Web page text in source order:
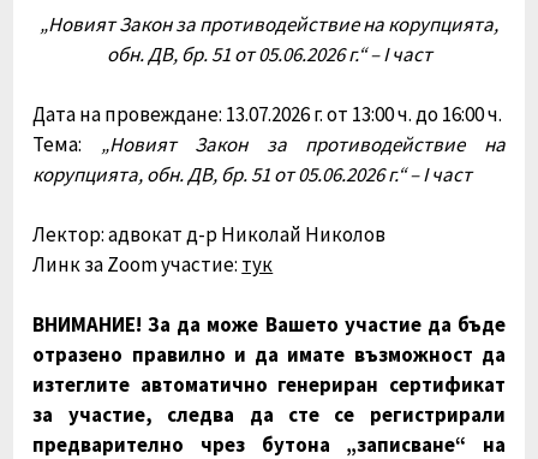
„Новият Закон за противодействие на корупцията,
обн. ДВ, бр. 51 от 05.06.2026 г.“ – I част
Дата на провеждане: 13.07.2026 г. от 13:00 ч. до 16:00 ч.
Тема: „Новият Закон за противодействие на
корупцията, обн. ДВ, бр. 51 от 05.06.2026 г.“ – I част
Лектор: адвокат д-р Николай Николов
Линк за Zoom участие: тук
ВНИМАНИЕ! За да може Вашето участие да бъде
отразено правилно и да имате възможност да
изтеглите автоматично генериран сертификат
за участие, следва да сте се регистрирали
предварително чрез бутона „записване“ на